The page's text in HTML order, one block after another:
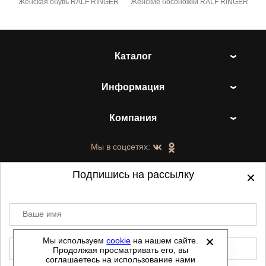
Женская обувь RALF RINGER Женские босоножки RALF RINGER
Каталог
Информация
Компания
Мы в соцсетях:
©2021-2026 - ShoesTown.ru - все права
защищены.
Данный сайт не является интернет магазином и
Мы используемcookie на нашем сайте.
Продолжая просматривать его, вы
соглашаетесь на использование нами
Подпишись на рассылку
Ваше имя